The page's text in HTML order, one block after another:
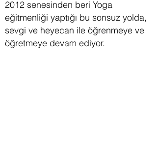
2012 senesinden beri Yoga
eğitmenliği yaptığı bu sonsuz yolda,
sevgi ve heyecan ile öğrenmeye ve
öğretmeye devam ediyor.